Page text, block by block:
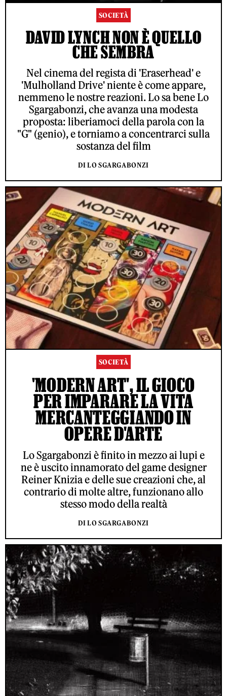
SOCIETÀ
DAVID LYNCH NON È QUELLO
CHE SEMBRA
Nel cinema del regista di 'Eraserhead' e
'Mulholland Drive' niente è come appare,
nemmeno le nostre reazioni. Lo sa bene Lo
Sgargabonzi, che avanza una modesta
proposta: liberiamoci della parola con la
"G" (genio), e torniamo a concentrarci sulla
sostanza del film
DI LO SGARGABONZI
SOCIETÀ
'MODERN ART', IL GIOCO
PER IMPARARE LA VITA
MERCANTEGGIANDO IN
OPERE D'ARTE
Lo Sgargabonzi è finito in mezzo ai lupi e
ne è uscito innamorato del game designer
Reiner Knizia e delle sue creazioni che, al
contrario di molte altre, funzionano allo
stesso modo della realtà
DI LO SGARGABONZI